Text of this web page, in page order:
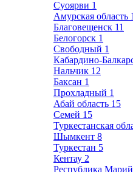
Суоярви 1
Амурская область
Благовещенск 11
Белогорск 1
Свободный 1
Кабардино-
Нальчик 12
Баксан 1
Прохладный 1
Абай область 15
Семей 15
Туркестанская
Шымкент 8
Туркестан 5
Кентау 2
Республика